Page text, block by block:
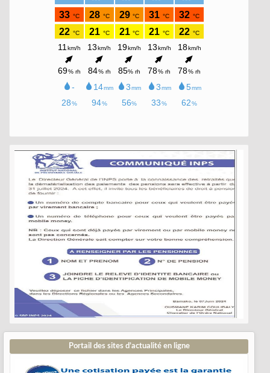
Portail des sites d’actualité en ligne